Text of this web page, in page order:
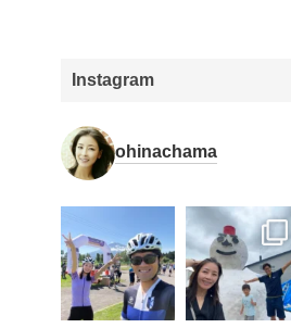
Instagram
ohinachama